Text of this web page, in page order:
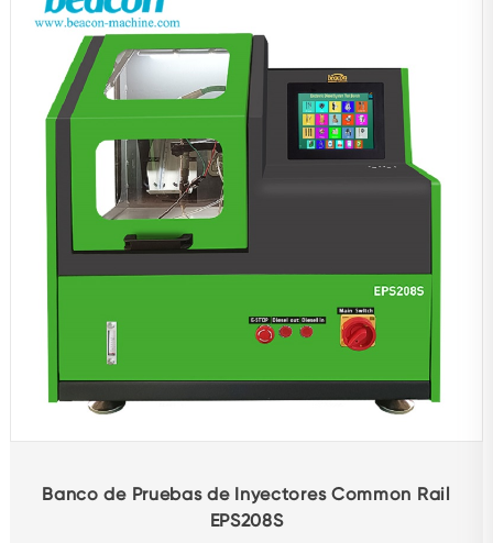
Banco de Pruebas de Inyectores Common Rail
EPS208S